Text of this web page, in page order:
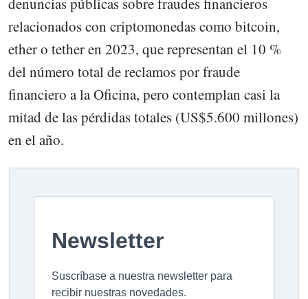
relacionados con criptomonedas como bitcoin,
ether o tether en 2023, que representan el 10 %
del número total de reclamos por fraude
financiero a la Oficina, pero contemplan casi la
mitad de las pérdidas totales (US$5.600 millones)
en el año.